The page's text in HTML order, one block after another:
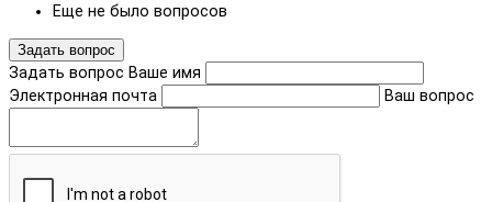
Еще не было вопросов
Задать вопрос
Задать вопрос Ваше имя
Электронная почта
Ваш вопрос